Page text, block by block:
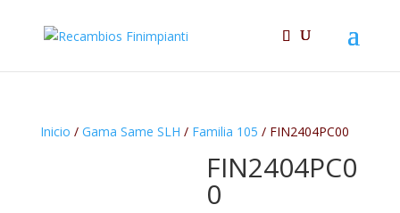
Inicio / Gama Same SLH / Familia 105 / FIN2404PC00
FIN2404PC0
0